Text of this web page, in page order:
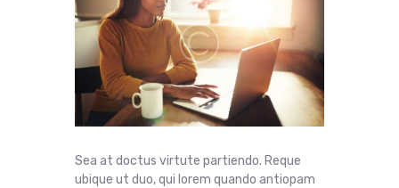
Contacts
Sea at doctus virtute partiendo. Reque
ubique ut duo, qui lorem quando antiopam